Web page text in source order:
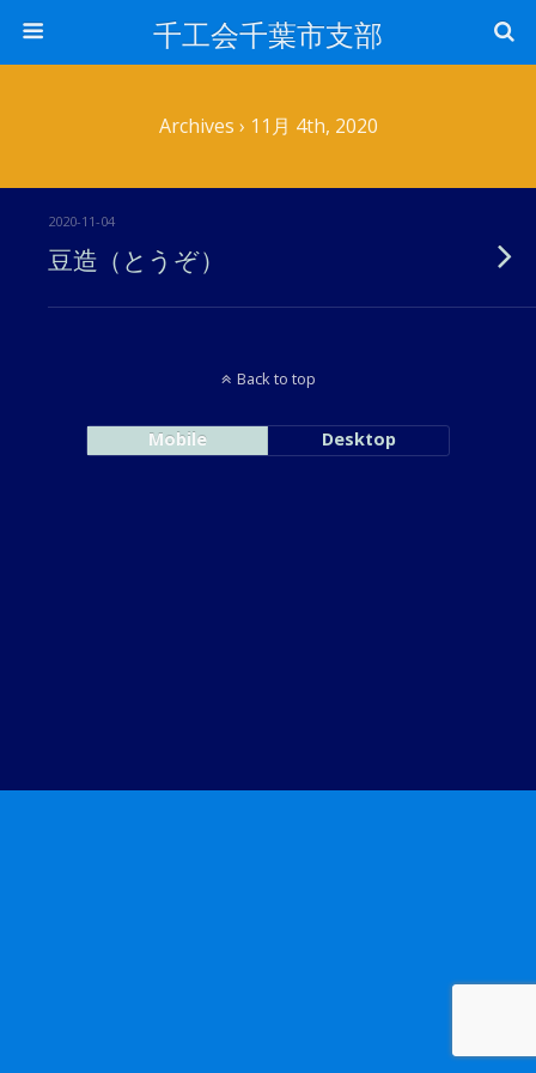
千工会千葉市支部
Archives › 11月 4th, 2020
2020-11-04
豆造（とうぞ）
Back to top
Mobile Desktop